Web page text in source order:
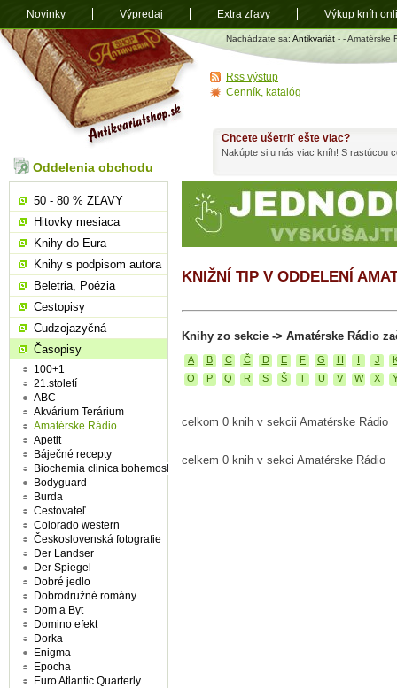
Antikvariát
shop.sk
Nachádzate sa: Antikvariát - - Amatérske
KNIŽNÍ TIP V ODDELENÍ
Knihy zo sekcie -> Amatérske Rádio
A B C Č D E F G H J
O
P Q R S Š T U V W X
celkom 0 knih v sekcii Amatérske Rádio
celkem 0 knih v sekci Amatérske Rádio
Chcete ušetriť ešte viac?
Nakúpte si u nás viac kníh! S rastúcou
Oddelenia obchodu
50 - 80 % ZĽAVY
Hitovky mesiaca
Knihy do Eura
Knihy s podpisom autora
Beletria, Poézia
Cestopisy
Cudzojazyčná
Časopisy
100+1
21.století
ABC
Akvárium Terárium
Amatérske Rádio
Apetit
Báječné recepty
Biochemia clinica bohemoslovaca
Bodyguard
Burda
Cestovateľ
Colorado western
Československá fotografie
Der Landser
Der Spiegel
Dobré jedlo
Dobrodružné romány
Dom a Byt
Domino efekt
Dorka
Enigma
Epocha
Euro Atlantic Quarterly
Rss výstup
Cenník, katalóg
Novinky Výpredaj Extra zľavy Výkup kníh